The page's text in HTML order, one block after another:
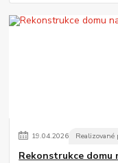
19.04.2026 Realizované
Rekonstrukce domu